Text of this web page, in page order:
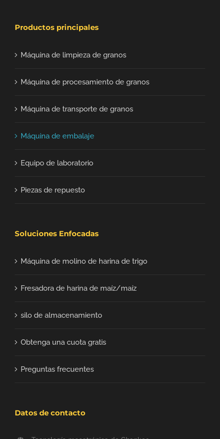
Productos principales
Máquina de limpieza de granos
Máquina de procesamiento de granos
Máquina de transporte de granos
Máquina de embalaje
Equipo de laboratorio
Piezas de repuesto
Soluciones Enfocadas
Máquina de molino de harina de trigo
Fresadora de harina de maíz/maíz
silo de almacenamiento
Obtenga una cuota gratis
Preguntas frecuentes
Datos de contacto